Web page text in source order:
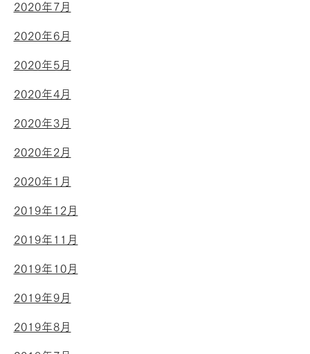
2020年7月
2020年6月
2020年5月
2020年4月
2020年3月
2020年2月
2020年1月
2019年12月
2019年11月
2019年10月
2019年9月
2019年8月